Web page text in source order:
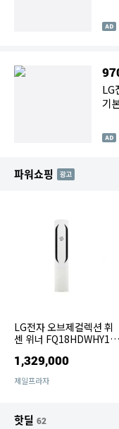
LG전
기
파워쇼핑 AD
LG전자 오브제컬렉션 휘
센 위너 FQ18HDWHY1
1,329,000
제일프라자
핫딜 62